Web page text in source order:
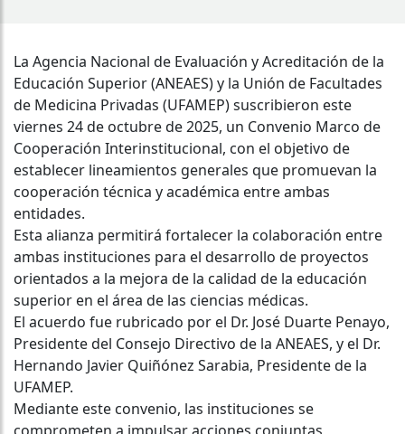
La Agencia Nacional de Evaluación y Acreditación de la
Educación Superior (ANEAES) y la Unión de Facultades
de Medicina Privadas (UFAMEP) suscribieron este
viernes 24 de octubre de 2025, un Convenio Marco de
Cooperación Interinstitucional, con el objetivo de
establecer lineamientos generales que promuevan la
cooperación técnica y académica entre ambas
entidades.
Esta alianza permitirá fortalecer la colaboración entre
ambas instituciones para el desarrollo de proyectos
orientados a la mejora de la calidad de la educación
superior en el área de las ciencias médicas.
El acuerdo fue rubricado por el Dr. José Duarte Penayo,
Presidente del Consejo Directivo de la ANEAES, y el Dr.
Hernando Javier Quiñónez Sarabia, Presidente de la
UFAMEP.
Mediante este convenio, las instituciones se